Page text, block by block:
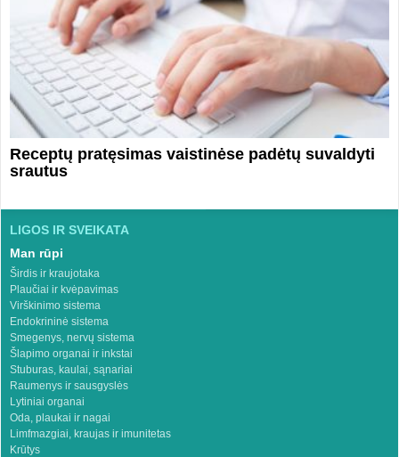
Receptų pratęsimas vaistinėse padėtų suvaldyti
srautus
LIGOS IR SVEIKATA
Man rūpi
Širdis ir kraujotaka
Plaučiai ir kvėpavimas
Virškinimo sistema
Endokrininė sistema
Smegenys, nervų sistema
Šlapimo organai ir inkstai
Stuburas, kaulai, sąnariai
Raumenys ir sausgyslės
Lytiniai organai
Oda, plaukai ir nagai
Limfmazgiai, kraujas ir imunitetas
Krūtys